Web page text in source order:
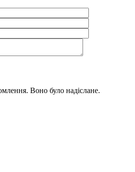
Воно було надіслане.